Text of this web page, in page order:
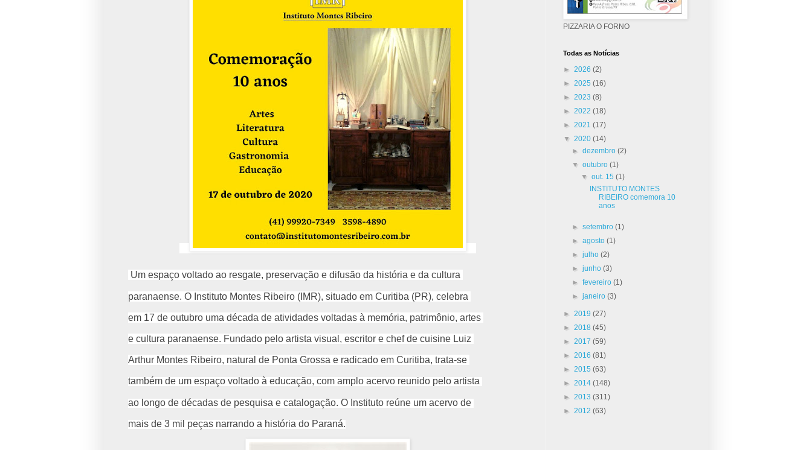
Um espaço voltado ao resgate, preservação e difusão da história e da cultura
paranaense. O Instituto Montes Ribeiro (IMR), situado em Curitiba (PR), celebra
em 17 de outubro uma década de atividades voltadas à memória, patrimônio, artes
e cultura paranaense. Fundado pelo artista visual, escritor e chef de cuisine Luiz
Arthur Montes Ribeiro, natural de Ponta Grossa e radicado em Curitiba, trata-se
também de um espaço voltado à educação, com amplo acervo reunido pelo artista
ao longo de décadas de pesquisa e catalogação. O Instituto reúne um acervo de
mais de 3 mil peças narrando a história do Paraná.
PIZZARIA O FORNO
Todas as Notícias
► 2026 (2)
► 2025 (16)
► 2023 (8)
► 2022 (18)
► 2021 (17)
▼ 2020 (14)
►dezembro(2)
▼outubro(1)
▼ out. 15 (1)
INSTITUTO MONTES
RIBEIRO comemora 10
anos
►setembro(1)
►agosto(1)
►julho(2)
►junho(3)
►fevereiro(1)
►janeiro(3)
► 2019 (27)
► 2018 (45)
► 2017 (59)
► 2016 (81)
► 2015 (63)
► 2014 (148)
► 2013 (311)
► 2012 (63)